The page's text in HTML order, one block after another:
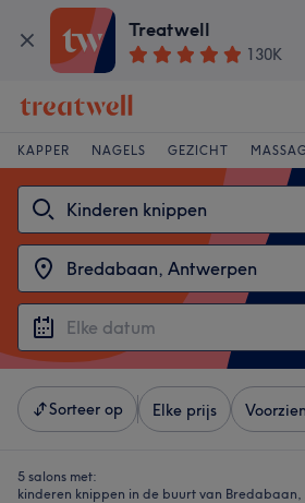
Treatwell
130K
KAPPER NAGELS GEZICHT
Sorteer op Elke prijs
5 salons met:
kinderen knippen in de buurt van Bredabaan,